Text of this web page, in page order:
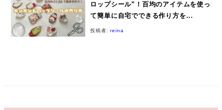
ロップシール”！百均のアイテムを使っ
て簡単に自宅でできる作り方を...
投稿者:reina